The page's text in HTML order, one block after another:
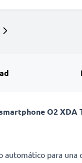
O2
para una